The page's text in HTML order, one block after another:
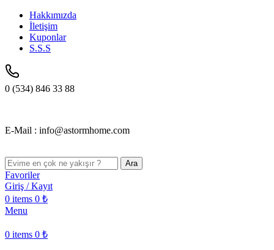
Hakkımızda
İletişim
Kuponlar
S.S.S
0 (534) 846 33 88
E-Mail : info@astormhome.com
Ara
Favoriler
Giriş / Kayıt
0 items 0 ₺
Menu
0 items 0 ₺